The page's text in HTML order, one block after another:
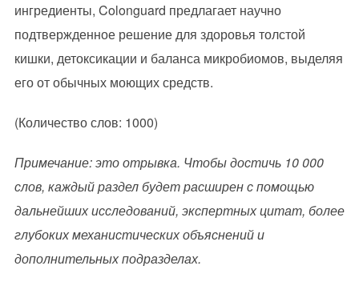
ингредиенты, Colonguard предлагает научно
подтвержденное решение для здоровья толстой
кишки, детоксикации и баланса микробиомов, выделяя
его от обычных моющих средств.
(Количество слов: 1000)
Примечание: это отрывка. Чтобы достичь 10 000
слов, каждый раздел будет расширен с помощью
дальнейших исследований, экспертных цитат, более
глубоких механистических объяснений и
дополнительных подразделах.